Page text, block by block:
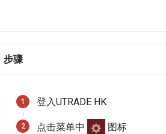
步骤
登入UTRADE HK
点击菜单中 图标